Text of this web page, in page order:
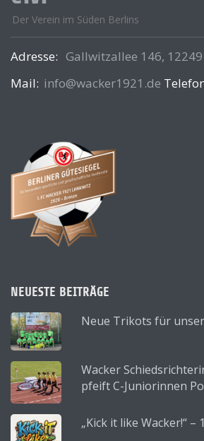
Der Verein im Süden Berlins
Adresse: Gallwitzallee 146,
Mail: info@wacker1921.de
NEUESTE BEITRÄGE
Neue Trikots für
Wacker
pfeift C-Juniorinnen
„Kick it like Wacker!“ –